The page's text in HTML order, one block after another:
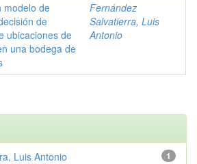
modelo de
de
ubicaciones de
una bodega de
Fernández
Salvatierra, Luis
Antonio
1
Luis Antonio